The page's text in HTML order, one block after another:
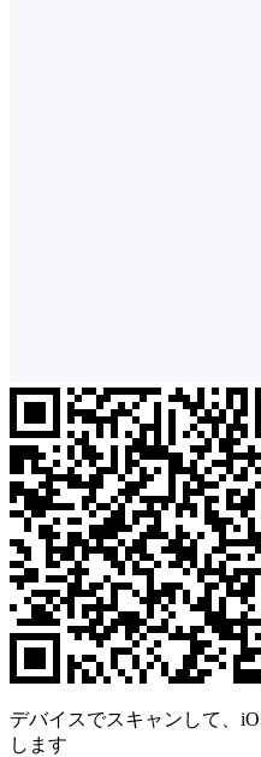
デバイスでスキャンして、
します